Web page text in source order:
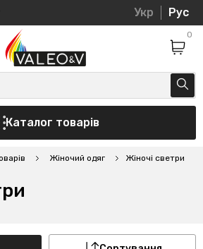
Укр Рус
0
Каталог товарів
Жіночий одяг Жіночі светри